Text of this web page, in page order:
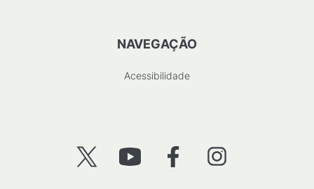
NAVEGAÇÃO
Acessibilidade